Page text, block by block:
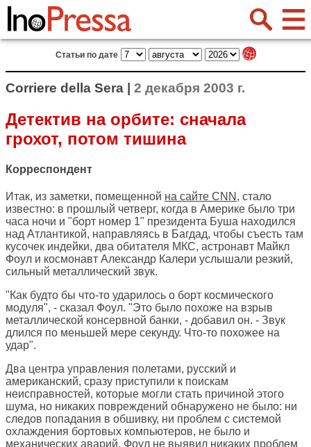
Статьи по дате
Corriere della Sera | 2 декабря 2003 г.
Детектив на орбите: сначала
грохот, потом тишина
Корреспондент
Итак, из заметки, помещенной на сайте СNN , стало
известно: в прошлый четверг, когда в Америке было три
часа ночи и "борт номер 1" президента Буша находился
над Атлантикой, направляясь в Багдад, чтобы съесть там
кусочек индейки, два обитателя МКС, астронавт Майкл
Фоул и космонавт Александр Калери услышали резкий,
сильный металлический звук.
"Как будто бы что-то ударилось о борт космического
модуля", - сказал Фоул. "Это было похоже на взрыв
металлической консервной банки, - добавил он. - Звук
длился по меньшей мере секунду. Что-то похожее на
удар".
Два центра управления полетами, русский и
американский, сразу приступили к поискам
неисправностей, которые могли стать причиной этого
шума, но никаких повреждений обнаружено не было: ни
следов попадания в обшивку, ни проблем с системой
охлаждения бортовых компьютеров, не было и
механических аварий. Фоул не выявил никаких проблем